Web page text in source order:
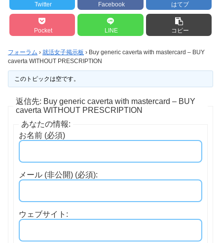
Twitter Facebook はてブ
Pocket LINE コピー
フォーラム › 就活女子掲示板 › Buy generic caverta with mastercard – BUY
caverta WITHOUT PRESCRIPTION
このトピックは空です。
返信先: Buy generic caverta with mastercard – BUY
caverta WITHOUT PRESCRIPTION
あなたの情報:
お名前 (必須)
メール (非公開) (必須):
ウェブサイト: